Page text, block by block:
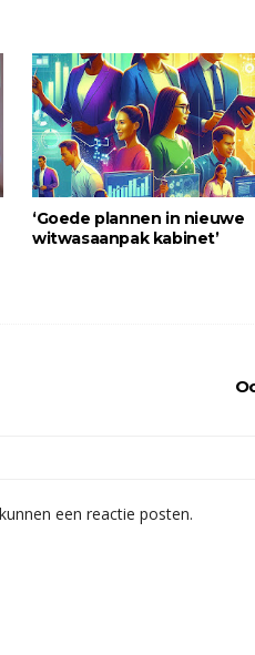
‘Goede plannen in nieuwe
witwasaanpak kabinet’
een reactie posten.